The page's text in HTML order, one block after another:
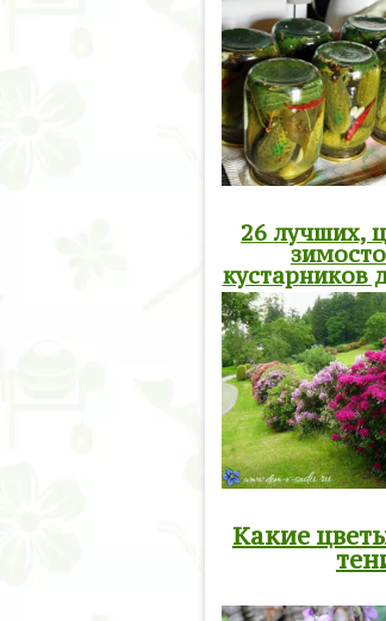
26 лучших,
кустарников
Какие